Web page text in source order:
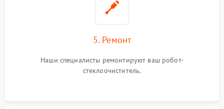
5. Ремонт
Наши специалисты ремонтируют ваш робот-
стеклоочиститель.